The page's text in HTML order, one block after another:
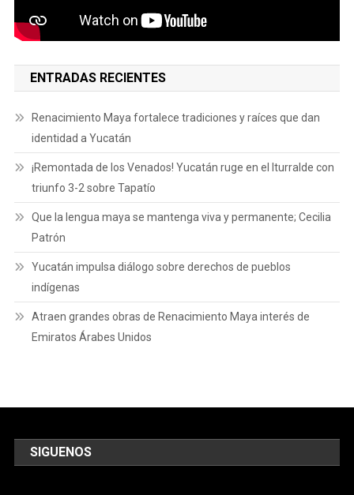
ENTRADAS RECIENTES
Renacimiento Maya fortalece tradiciones y raíces que dan
identidad a Yucatán
¡Remontada de los Venados! Yucatán ruge en el Iturralde con
triunfo 3-2 sobre Tapatío
Que la lengua maya se mantenga viva y permanente; Cecilia
Patrón
Yucatán impulsa diálogo sobre derechos de pueblos
indígenas
Atraen grandes obras de Renacimiento Maya interés de
Emiratos Árabes Unidos
SIGUENOS